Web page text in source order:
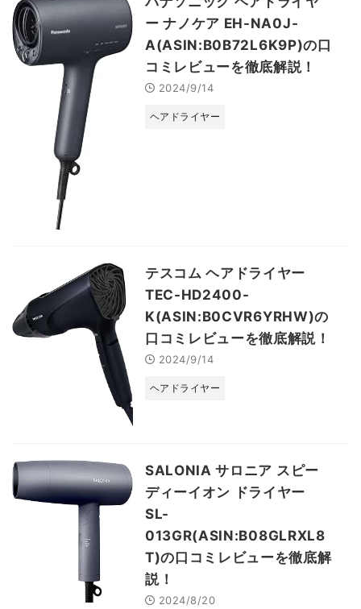
ー ナノケア EH-NA0J-
A(ASIN:B0B72L6K9P)の口
コミレビューを徹底解説！
2024/9/14
ヘアドライヤー
テスコム ヘアドライヤー
TEC-HD2400-
K(ASIN:B0CVR6YRHW)の
口コミレビューを徹底解説！
2024/9/14
ヘアドライヤー
SALONIA サロニア スピー
ディーイオン ドライヤー
SL-
013GR(ASIN:B08GLRXL8
T)の口コミレビューを徹底解
説！
2024/8/20